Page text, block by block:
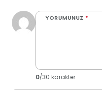
YORUMUNUZ *
0/30 karakter